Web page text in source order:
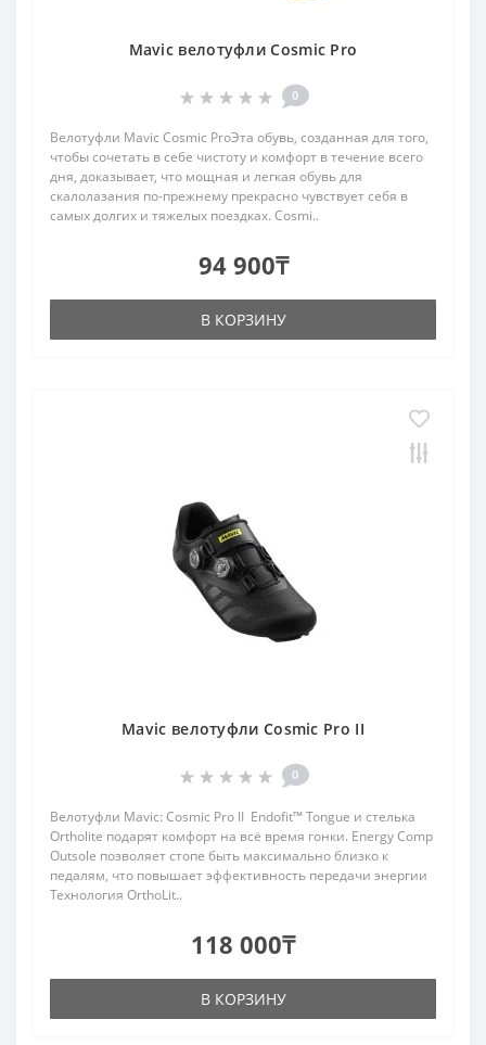
Mavic велотуфли Cosmic Pro
0
Велотуфли Mavic Cosmic ProЭта обувь, созданная для того,
чтобы сочетать в себе чистоту и комфорт в течение всего
дня, доказывает, что мощная и легкая обувь для
скалолазания по-прежнему прекрасно чувствует себя в
самых долгих и тяжелых поездках. Cosmi..
94 900₸
В КОРЗИНУ
Mavic велотуфли Cosmic Pro II
0
Велотуфли Mavic: Cosmic Pro II Endofit™ Tongue и стелька
Ortholite подарят комфорт на всё время гонки. Energy Comp
Outsole позволяет стопе быть максимально близко к
педалям, что повышает эффективность передачи энергии
Технология OrthoLit..
118 000₸
В КОРЗИНУ